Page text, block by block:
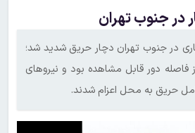
در جنوب تهران
در جنوب تهران دچار حریق شدید شد؛
دور قابل مشاهده بود و نیروهای
حریق به محل اعزام شدند.